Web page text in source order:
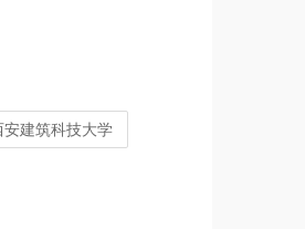
安建筑科技大学